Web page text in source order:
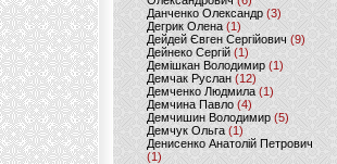
Данченко Олександр (3)
Дегрик Олена(1)
Дейдей Євген Сергійович(9)
Дейнеко Сергій (1)
Демішкан Володимир(1)
Демчак Руслан (12)
Демченко Людмила (1)
Демчина Павло (4)
Демчишин Володимир (5)
Демчук Ольга(1)
Денисенко Анатолій Петрович
(1)